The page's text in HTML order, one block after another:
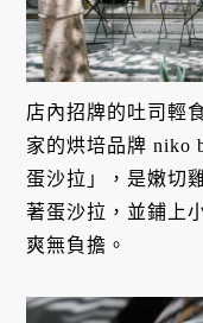
店內招牌的吐司輕
家的烘培品牌 niko
蛋沙拉」，是嫩切
著蛋沙拉，並鋪上
爽無負擔。